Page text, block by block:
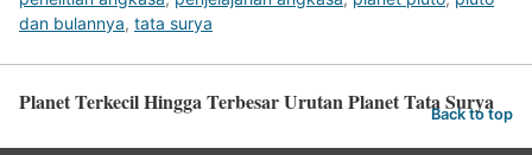
dan bulannya, tata surya
Planet Terkecil Hingga Terbesar Urutan Planet Tata Surya
Back to top